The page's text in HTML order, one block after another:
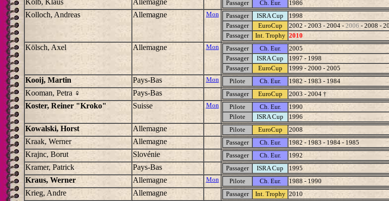
Kolb, Klaus Allemagne Passager Ch. Eur. 1986
Kolloch, Andreas Allemagne Mon Passager ISRA Cup
1998
Passager
EuroCup 2002 - 2003 - 2004 - 2006 - 2008 -
Passager
Int. Trophy 2010
Kölsch, Axel Allemagne Mon Passager Ch. Eur.
2005
Passager
ISRA Cup
1997 - 1998
Passager
EuroCup 1999 - 2000 - 2005
Kooij, Martin Pays-Bas Mon Pilote Ch. Eur. 1982 - 1983 - 1984
Kooman, Petra ♀ Pays-Bas Passager EuroCup 2003 - 2004 †
Koster, Reiner "Kroko" Suisse Mon Pilote Ch. Eur.
1990
Pilote
ISRA Cup 1996
Kowalski, Horst Allemagne Pilote EuroCup 2008
Kraak, Werner Allemagne Passager Ch. Eur. 1982 - 1983 - 1984 - 1985
Krajnc, Borut Slovénie Passager Ch. Eur. 1992
Kramer, Patrick Pays-Bas Passager ISRA Cup 1995
Kraus, Werner Allemagne Mon Pilote Ch. Eur. 1988 - 1990
Krieg, Andre Allemagne Passager Int. Trophy 2010